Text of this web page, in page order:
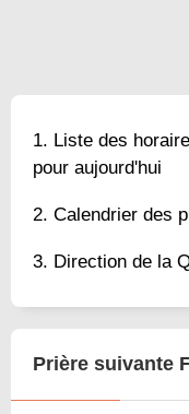
Liste des
pour aujourd'hui
Calendrier des
Direction de la
Prière suivante